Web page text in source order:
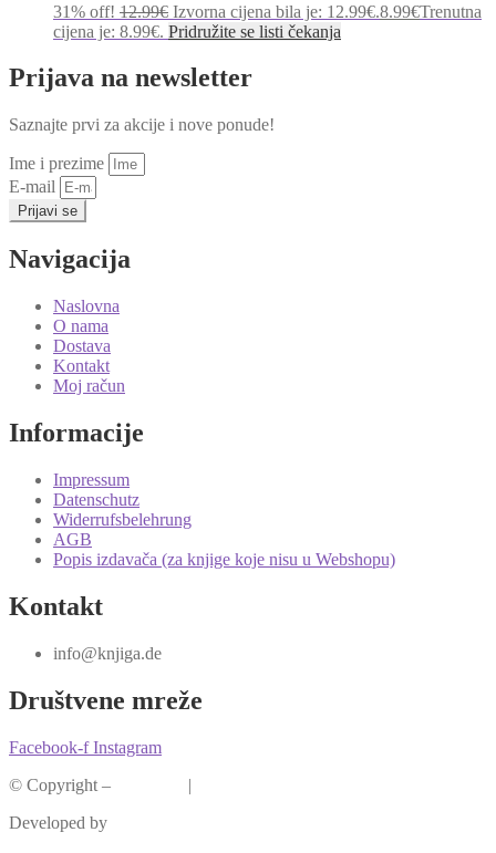
31% off! 12.99€ Izvorna cijena bila je: 12.99€.8.99€Trenutna
cijena je: 8.99€. Pridružite se listi čekanja
Prijava na newsletter
Saznajte prvi za akcije i nove ponude!
Ime i prezime
E-mail
Prijavi se
Navigacija
Naslovna
O nama
Dostava
Kontakt
Moj račun
Informacije
Impressum
Datenschutz
Widerrufsbelehrung
AGB
Popis izdavača (za knjige koje nisu u Webshopu)
Kontakt
info@knjiga.de
Društvene mreže
Facebook-f Instagram
© Copyright –
|
Developed by